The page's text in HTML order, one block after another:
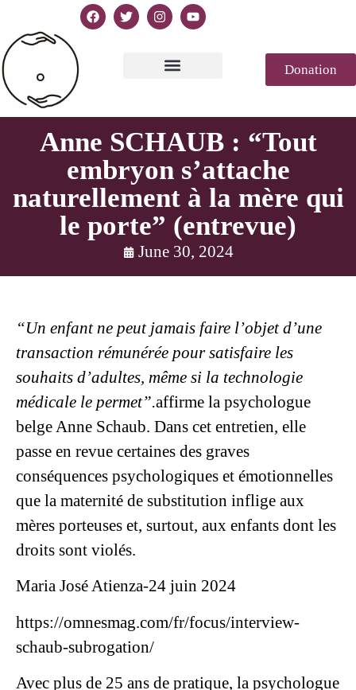
Donation
Anne SCHAUB : “Tout
embryon s’attache
naturellement à la mère qui
le porte” (entrevue)
June 30, 2024
“Un enfant ne peut jamais faire l’objet d’une
transaction rémunérée pour satisfaire les
souhaits d’adultes, même si la technologie
médicale le permet”.affirme la psychologue
belge Anne Schaub. Dans cet entretien, elle
passe en revue certaines des graves
conséquences psychologiques et émotionnelles
que la maternité de substitution inflige aux
mères porteuses et, surtout, aux enfants dont les
droits sont violés.
Maria José Atienza-24 juin 2024
https://omnesmag.com/fr/focus/interview-
schaub-subrogation/
Avec plus de 25 ans de pratique, la psychologue